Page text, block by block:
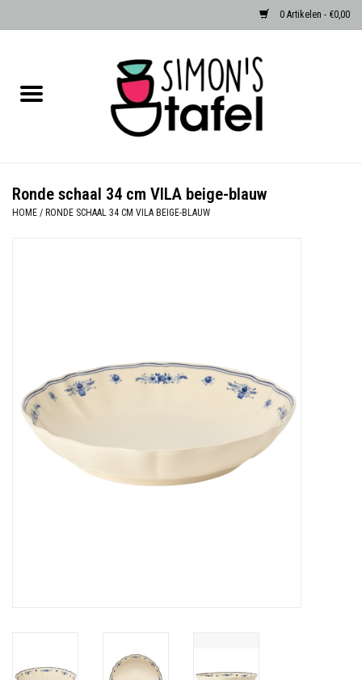
0 Artikelen - €0,00
Albast waxinehouders van Zenza
Over Simon's Tafel
Cadeaubonnen
Ronde schaal 34 cm VILA beige-blauw
HOME / RONDE SCHAAL 34 CM VILA BEIGE-BLAUW